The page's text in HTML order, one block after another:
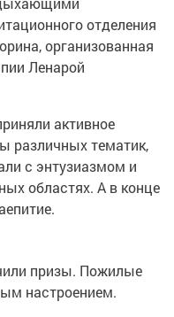
отделения
организованная
Ленарой
активное
различных тематик,
с энтузиазмом и
областях. А в конце
призы. Пожилые
настроением.